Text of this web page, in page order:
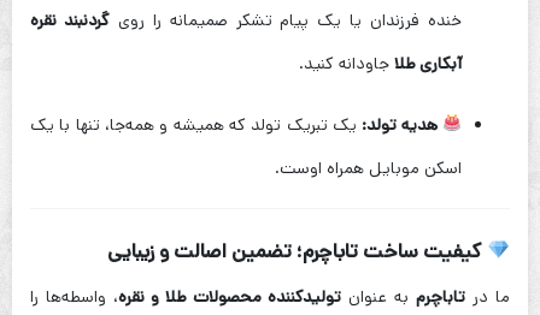
خنده فرزندان یا یک پیام تشکر صمیمانه را رویگردنبند نقره
آبکاری طلا جاودانه کنید.
هدیه تولد: یک تبریک تولد که همیشه و همه‌جا، تنها با یک
اسکن موبایل همراه اوست.
کیفیت ساخت تاباچرم؛ تضمین اصالت و زیبایی
ما در تاباچرم به عنوان تولیدکننده محصولات طلا و نقره، واسطه‌ها را